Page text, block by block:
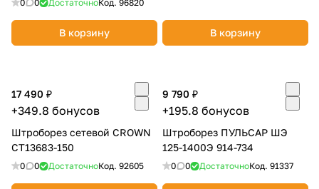
0 0 ДостаточноКод. 96820
В корзину В корзину
17 490 ₽
+349.8 бонусов
Штроборез сетевой CROWN
CT13683-150
0 0 ДостаточноКод. 92605
9 790 ₽
+195.8 бонусов
Штроборез ПУЛЬСАР ШЭ
125-1400Э 914-734
0 0 ДостаточноКод. 91337